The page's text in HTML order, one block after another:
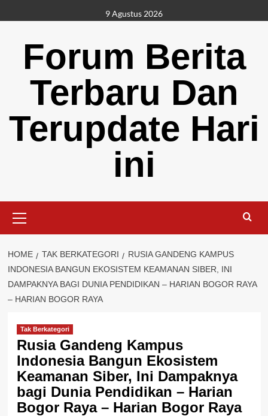
to
9 Agustus 2026
Forum Berita
Terbaru Dan
Terupdate Hari
ini
Menu
HOME TAK BERKATEGORI
RUSIA GANDENG KAMPUS
INDONESIA BANGUN EKOSISTEM KEAMANAN SIBER, INI
DAMPAKNYA BAGI DUNIA PENDIDIKAN – HARIAN BOGOR RAYA
– HARIAN BOGOR RAYA
Tak Berkategori
Rusia Gandeng Kampus
Indonesia Bangun Ekosistem
Keamanan Siber, Ini Dampaknya
bagi Dunia Pendidikan – Harian
Bogor Raya – Harian Bogor Raya